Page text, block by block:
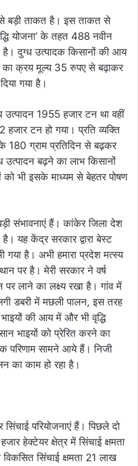
ताकत है। इस ताकत से
योजना‘ के तहत 488 नवीन
है। दुग्ध उत्पादक किसानों की आय
का क्रय मूल्य 35 रुपए से बढ़ाकर
गया है।
1955 हजार टन था वहीं
टन हो गया। प्रति व्यक्ति
180 ग्राम प्रतिदिन से बढ़कर
उत्पादन बढ़ने का लाभ किसानों
को भी इसके माध्यम से बेहतर पोषण
संभावनाएं हैं। कांकेर जिला देश
यह केंद्र सरकार द्वारा बेस्ट
है। अभी हमारा प्रदेश मत्स्य
पर है। मेरी सरकार ने वर्ष
लाने का लक्ष्य रखा है। गांव में
डबरी में मछली पालन, इस तरह
की आय में और भी वृद्धि
भाइयों को प्रेरित करने का
परिणाम सामने आये हैं। निजी
का काम हो रहा है।
परियोजनाएं हैं। पिछले दो
हेक्टेयर क्षेत्र में सिंचाई क्षमता
सिंचाई क्षमता 21 लाख